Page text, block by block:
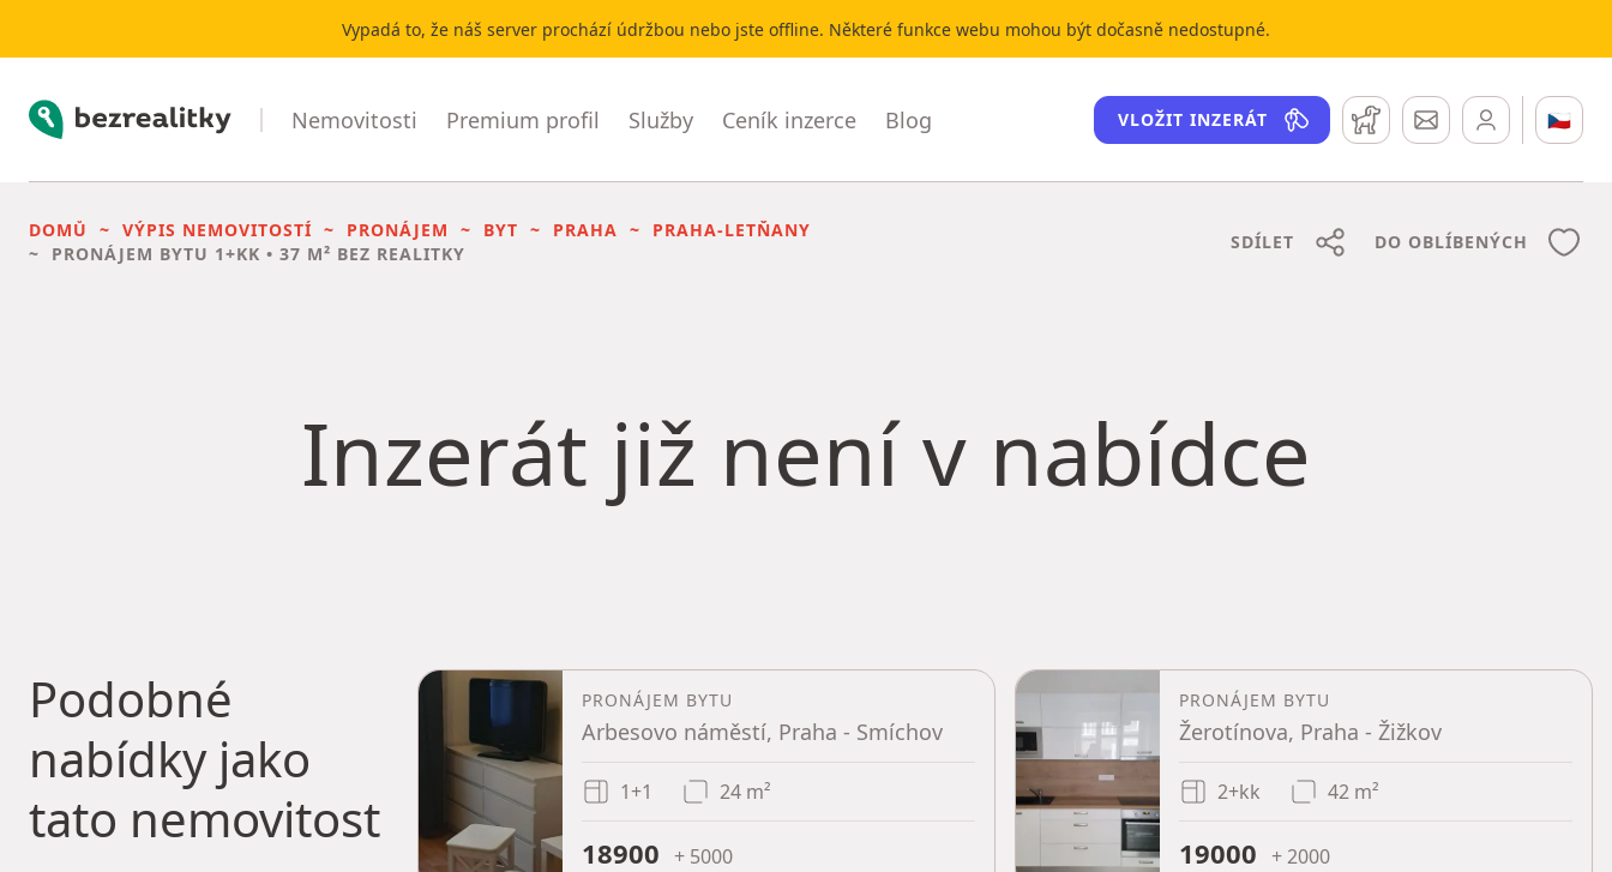
Vypadá to, že náš server prochází údržbou nebo jste offline. Některé funkce webu mohou být dočasně nedostupné.
Bezrealitky Nemovitosti Premium profil Služby Ceník inzerce Blog VLOŽIT INZERÁT Hlídací pesZprávy 🇨🇿
DOMŮ VÝPIS NEMOVITOSTÍ PRONÁJEM BYT PRAHA
PRAHA-LETŇANY
PRONÁJEM BYTU 1+KK • 37 M² BEZ REALITKY
SDÍLET DO OBLÍBENÝCH
Inzerát již není v nabídce
Podobné
nabídky jako
tato nemovitost
PRONÁJEM BYTU
Arbesovo náměstí, Praha - Smíchov
1+1 24 m²
18900 + 5000
PRONÁJEM BYTU
Žerotínova, Praha - Žižkov
2+kk 42 m²
19000 + 2000